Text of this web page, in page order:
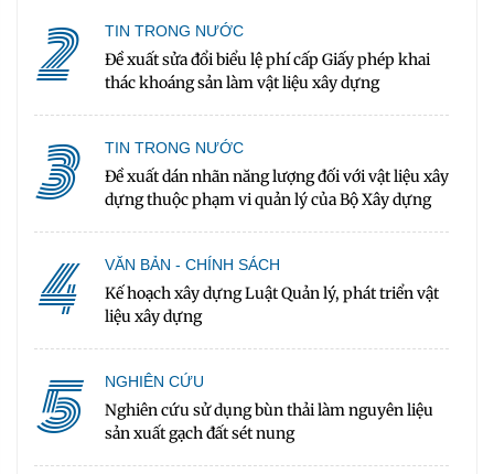
2 TIN TRONG NƯỚC
Đề xuất sửa đổi biểu lệ phí cấp Giấy phép khai
thác khoáng sản làm vật liệu xây dựng
3 TIN TRONG NƯỚC
Đề xuất dán nhãn năng lượng đối với vật liệu xây
dựng thuộc phạm vi quản lý của Bộ Xây dựng
4 VĂN BẢN - CHÍNH SÁCH
Kế hoạch xây dựng Luật Quản lý, phát triển vật
liệu xây dựng
5 NGHIÊN CỨU
Nghiên cứu sử dụng bùn thải làm nguyên liệu
sản xuất gạch đất sét nung